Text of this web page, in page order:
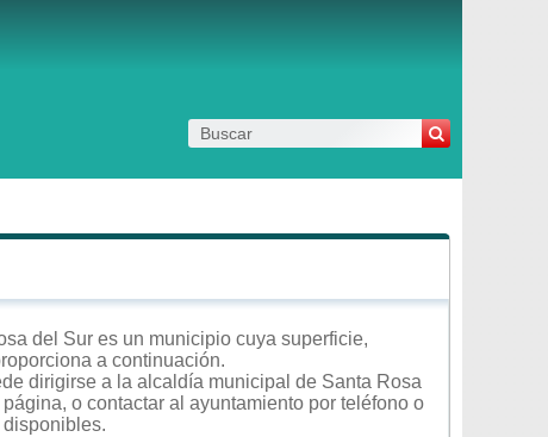
del Sur es un municipio cuya superficie,
a continuación.
dirigirse a la alcaldía municipal de Santa Rosa
o contactar al ayuntamiento por teléfono o